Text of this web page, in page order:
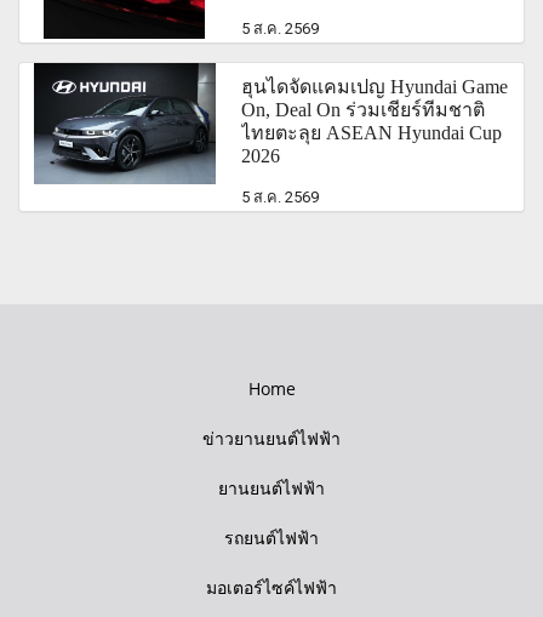
5 ส.ค. 2569
ฮุนไดจัดแคมเปญ Hyundai Game
On, Deal On ร่วมเชียร์ทีมชาติ
ไทยตะลุย ASEAN Hyundai Cup
2026
5 ส.ค. 2569
Home
ข่าวยานยนต์ไฟฟ้า
ยานยนต์ไฟฟ้า
รถยนต์ไฟฟ้า
มอเตอร์ไซค์ไฟฟ้า